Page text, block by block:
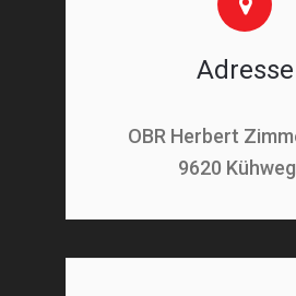
Adresse
OBR Herbert
9620